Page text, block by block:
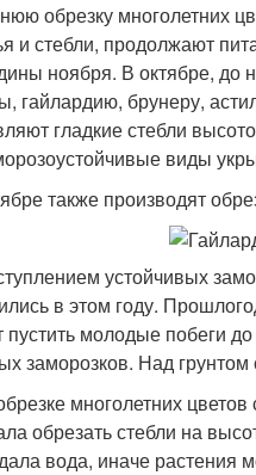
обрезку многолетних
и стебли, продолжают
ноября. В октябре, до
гайлардию, брунеру,
гладкие стебли
виды
также производят
устойчивых
в этом году.
пустить молодые побеги
заморозков. Над грунтом
многолетних
обрезать стебли на
вода, иначе растения